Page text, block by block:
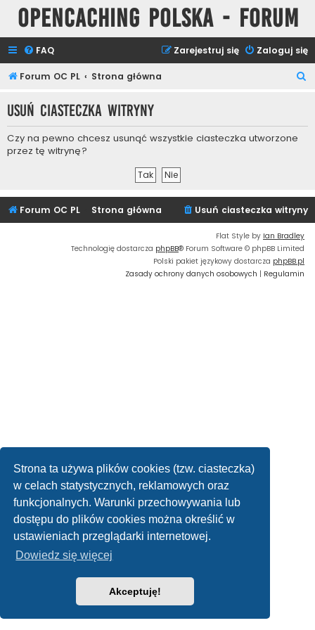
Strona ta używa plików cookies (tzw. ciasteczka)
w celach statystycznych, reklamowych oraz
funkcjonalnych. Warunki przechowywania lub
dostępu do plików cookies można określić w
ustawieniach przeglądarki internetowej.
Dowiedz się więcej
Akceptuję!
Opencaching Polska - Forum
FAQ Zaloguj się
Zarejestruj się
Forum OC PL Strona główna
k
Usuń ciasteczka witryny
Czy na pewno chcesz usunąć wszystkie ciasteczka utworzone
przez tę witrynę?
Forum OC PL Strona główna Usuń ciasteczka witryny
Flat Style by Ian Bradley
Technologię dostarcza phpBB® Forum Software © phpBB Limited
Polski pakiet językowy dostarcza phpBB.pl
Zasady ochrony danych osobowych | Regulamin